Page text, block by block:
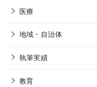
医療
地域・自治体
執筆実績
教育